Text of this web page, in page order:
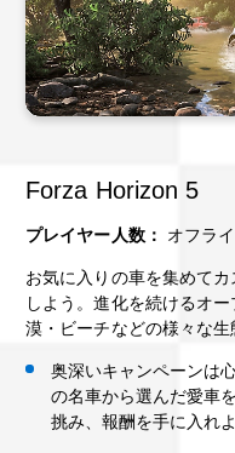
Forza Horizon 5
プレイヤー人数： オフラ
お気に入りの車を集めて
しよう。進化を続けるオ
漠・ビーチなどの様々な生
奥深いキャンペーンは
の名車から選んだ愛車
挑み、報酬を手に入れ